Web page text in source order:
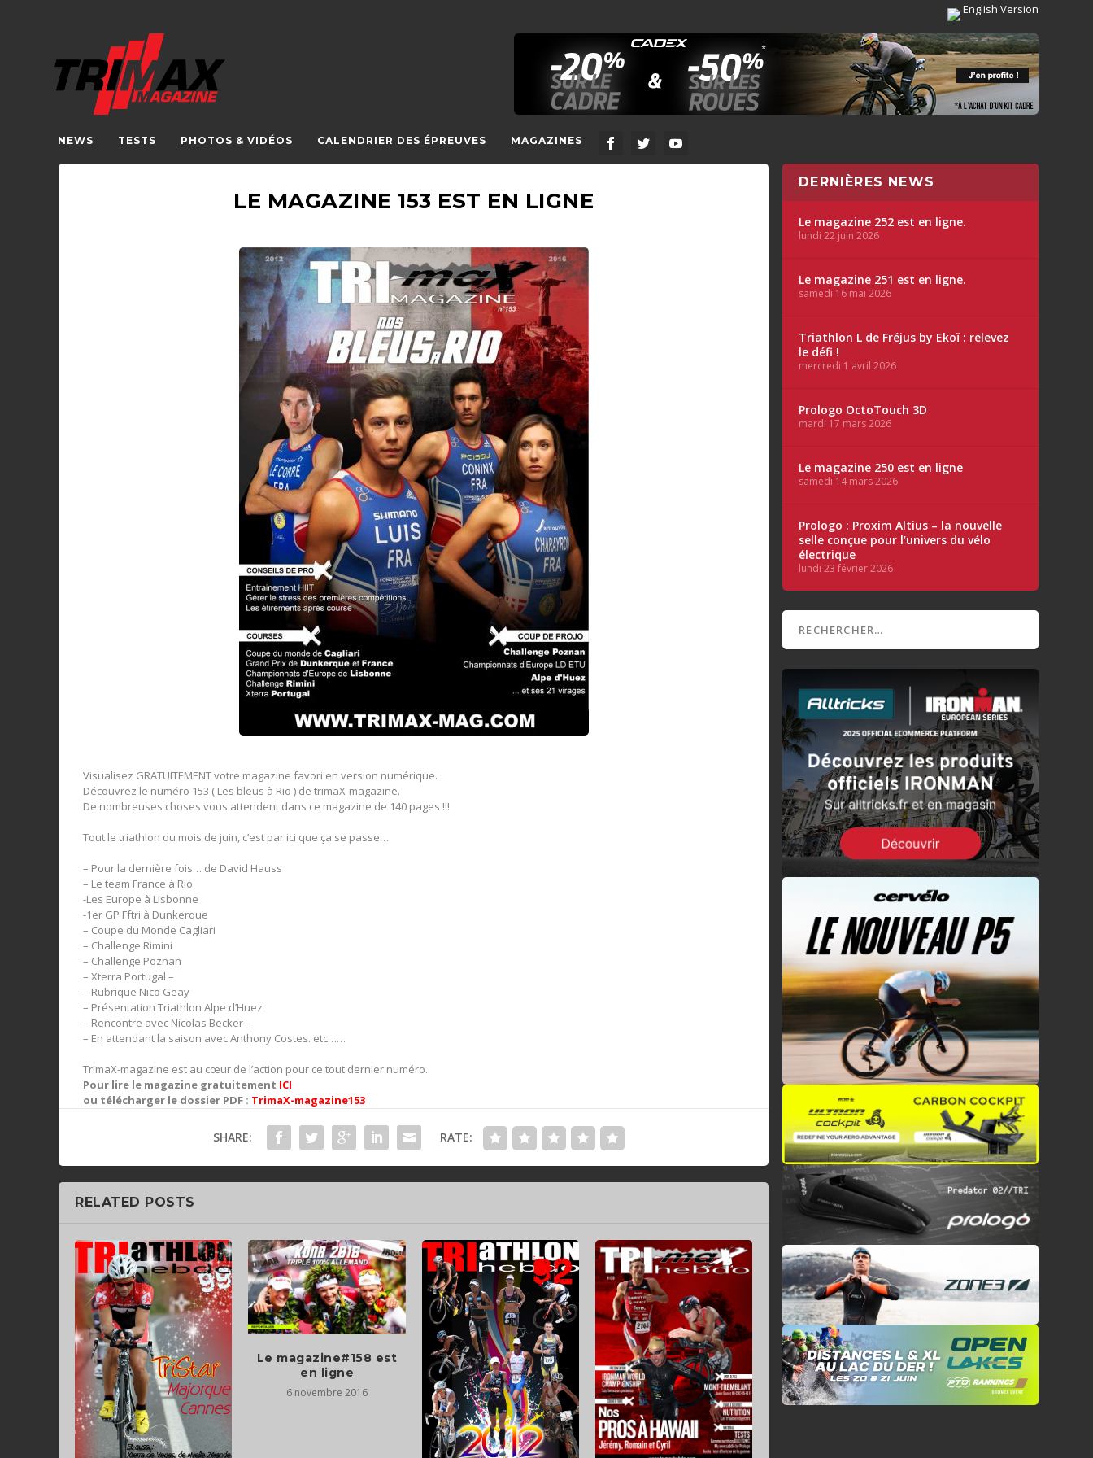
English Version
NEWS TESTS PHOTOS & VIDÉOS CALENDRIER DES ÉPREUVES MAGAZINES
LE MAGAZINE 153 EST EN LIGNE
Visualisez GRATUITEMENT votre magazine favori en version numérique.
Découvrez le numéro 153 ( Les bleus à Rio ) de trimaX-magazine.
De nombreuses choses vous attendent dans ce magazine de 140 pages !!!
Tout le triathlon du mois de juin, c’est par ici que ça se passe…
– Pour la dernière fois… de David Hauss
– Le team France à Rio
-Les Europe à Lisbonne
-1er GP Fftri à Dunkerque
– Coupe du Monde Cagliari
– Challenge Rimini
– Challenge Poznan
– Xterra Portugal –
– Rubrique Nico Geay
– Présentation Triathlon Alpe d’Huez
– Rencontre avec Nicolas Becker –
– En attendant la saison avec Anthony Costes. etc……
TrimaX-magazine est au cœur de l’action pour ce tout dernier numéro.
Pour lire le magazine gratuitement ICI
ou télécharger le dossier PDF : TrimaX-magazine153
SHARE: RATE:
RELATED POSTS
Le magazine#158 est
en ligne
6 novembre 2016
DERNIÈRES NEWS
Le magazine 252 est en ligne.
lundi 22 juin 2026
Le magazine 251 est en ligne.
samedi 16 mai 2026
Triathlon L de Fréjus by Ekoï : relevez
le défi !
mercredi 1 avril 2026
Prologo OctoTouch 3D
mardi 17 mars 2026
Le magazine 250 est en ligne
samedi 14 mars 2026
Prologo : Proxim Altius – la nouvelle
selle conçue pour l’univers du vélo
électrique
lundi 23 février 2026